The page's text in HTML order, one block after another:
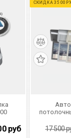
руб
СКИДКА 3 500
17 500